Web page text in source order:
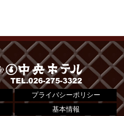
プライバシーポリシー
基本情報